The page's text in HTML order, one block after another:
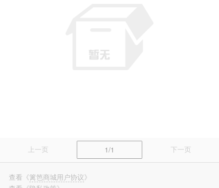
上一页 1/1 下一页
查看 《篱笆商城用户协议》